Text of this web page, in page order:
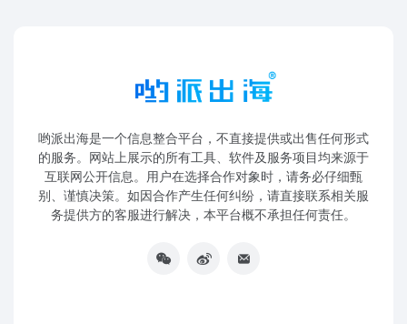
哟派出海是一个信息整合平台，不直接提供或出售任何形式
的服务。网站上展示的所有工具、软件及服务项目均来源于
互联网公开信息。用户在选择合作对象时，请务必仔细甄
别、谨慎决策。如因合作产生任何纠纷，请直接联系相关服
务提供方的客服进行解决，本平台概不承担任何责任。